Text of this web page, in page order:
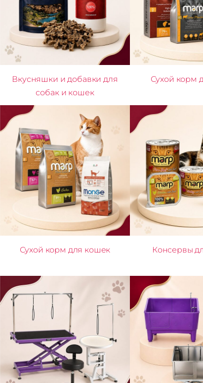
Вкусняшки и добавки для
собак и кошек
Сухой корм
Сухой корм для кошек Консервы